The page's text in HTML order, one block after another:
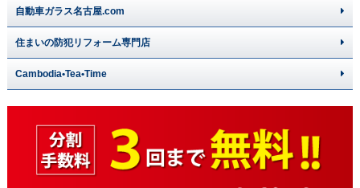
自動車ガラス名古屋.com
住まいの防犯リフォーム専門店
Cambodia•Tea•Time